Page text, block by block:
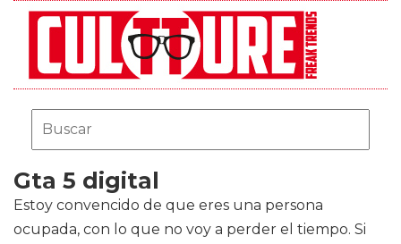
Gta 5 digital
Estoy convencido de que eres una persona
ocupada, con lo que no voy a perder el tiempo. Si